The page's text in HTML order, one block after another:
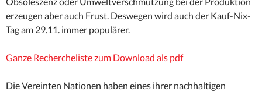
erzeugen aber auch Frust. Deswegen wird auch der Kauf-Nix-
Tag am 29.11. immer populärer.
Ganze Rechercheliste zum Download als pdf
Die Vereinten Nationen haben eines ihrer nachhaltigen